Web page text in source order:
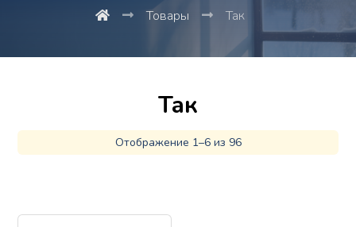
Товары Так
Так
Отображение 1–6 из 96